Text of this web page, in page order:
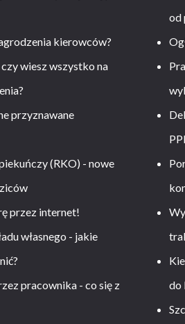
kierowców?
wiesz wszystko na
przyznawane
(RKO) - nowe
przez internet!
własnego - jakie
pracownika - co się z
od
do